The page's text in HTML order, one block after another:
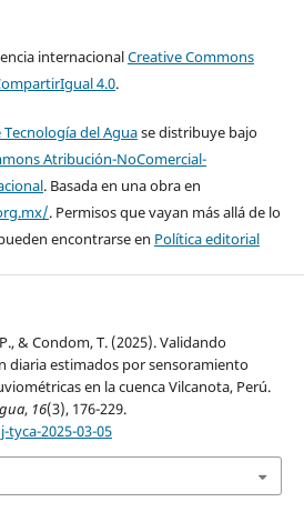
internacionalCreative Commons
4.0.
del Aguase distribuye bajo
Atribución-NoComercial-
. Basada en una obra en
. Permisos que vayan más allá de lo
encontrarse en Política editorial
& Condom, T. (2025). Validando
diaria estimados por sensoramiento
en la cuenca Vilcanota, Perú.
, 16(3), 176-229.
2025-03-05